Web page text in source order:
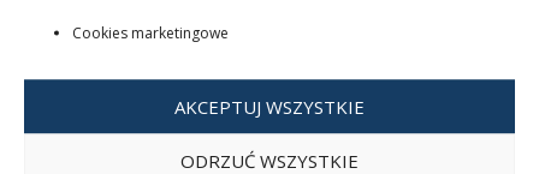
Cookies marketingowe
AKCEPTUJ WSZYSTKIE
ODRZUĆ WSZYSTKIE